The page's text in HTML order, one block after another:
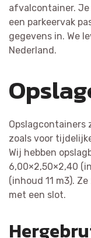
afvalcontainer.
een parkeervak
gegevens in. We
Nederland.
Opslagcontainers
zoals voor
Wij hebben
6,00×2,50×2,40
(inhoud 11 m3).
met een slot.